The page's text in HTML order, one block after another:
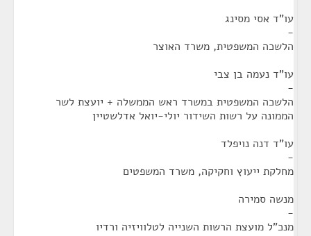
עו"ד אסי מסינג
-
הלשכה המשפטית, משרד האוצר
עו"ד נעמה בן צבי
-
הלשכה המשפטית במשרד ראש הממשלה + יועצת לשר
הממונה על רשות השידור יולי-יואל אדלשטיין
עו"ד דנה נויפלד
-
מחלקת ייעוץ וחקיקה, משרד המשפטים
מנשה סמירה
-
מנכ"ל מועצת הרשות השנייה לטלוויזיה ורדיו